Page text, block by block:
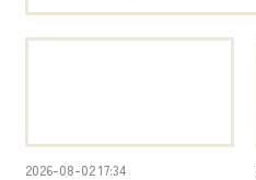
2026-08-02 17:34